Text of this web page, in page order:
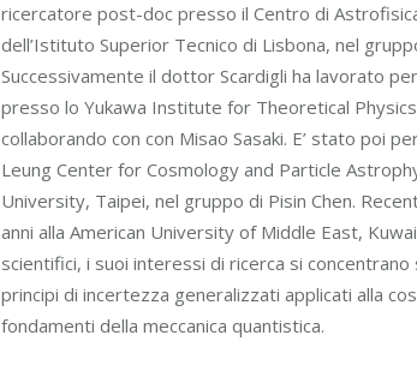
ricercatore post-doc presso il Centro di
dell’Istituto Superior Tecnico di Lisbona, nel
Successivamente il dottor Scardigli ha lavorato
presso lo Yukawa Institute for Theoretical
collaborando con con Misao Sasaki. E’ stato poi
Leung Center for Cosmology and Particle
University, Taipei, nel gruppo di Pisin Chen.
anni alla American University of Middle East,
scientifici, i suoi interessi di ricerca si concentrano
principi di incertezza generalizzati applicati alla
fondamenti della meccanica quantistica.